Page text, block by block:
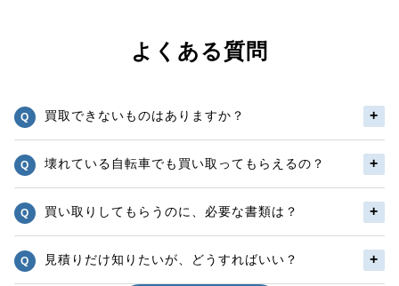
よくある質問
買取できないものはありますか？
壊れている自転車でも買い取ってもらえるの？
買い取りしてもらうのに、必要な書類は？
見積りだけ知りたいが、どうすればいい？